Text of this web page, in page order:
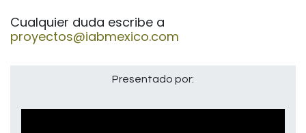
Cualquier duda escribe a
proyectos@iabmexico.com
Presentado por: